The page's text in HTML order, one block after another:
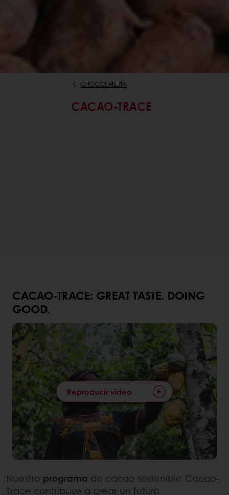
CHOCOLATERÍA
CACAO-TRACE
CACAO-TRACE: GREAT TASTE. DOING
GOOD.
Reproducir video
Nuestro programa de cacao sostenible Cacao-
Trace contribuye a crear un futuro